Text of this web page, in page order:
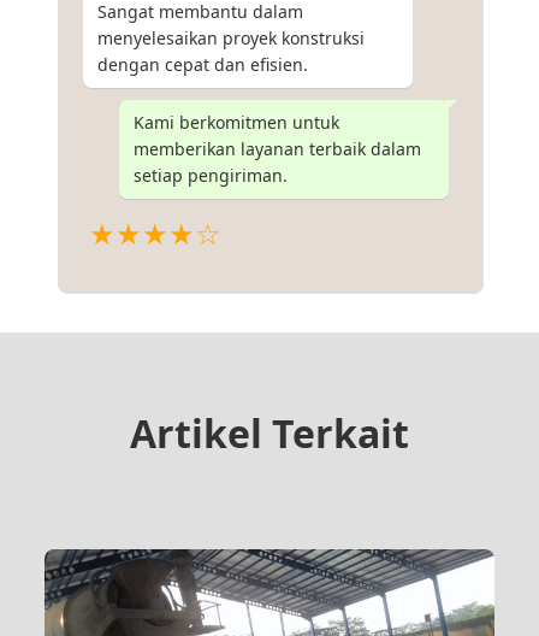
Sangat membantu dalam
menyelesaikan proyek konstruksi
dengan cepat dan efisien.
Kami berkomitmen untuk
memberikan layanan terbaik dalam
setiap pengiriman.
★★★★☆
Artikel Terkait